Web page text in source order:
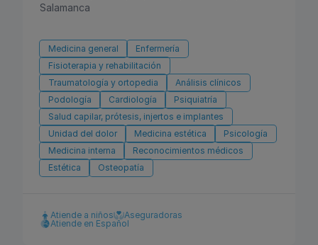
Salamanca
Medicina general
Enfermería
Fisioterapia y rehabilitación
Traumatología y ortopedia
Análisis clínicos
Podología
Cardiología
Psiquiatría
Salud capilar, prótesis, injertos e implantes
Unidad del dolor
Medicina estética
Psicología
Medicina interna
Reconocimientos médicos
Estética
Osteopatía
Atiende a niños
Aseguradoras
Atiende en Español